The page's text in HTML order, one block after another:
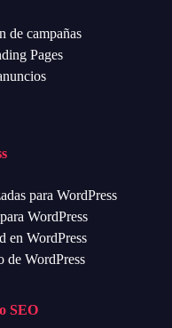
de campañas
Pages
para WordPress
WordPress
en WordPress
de WordPress
SEO